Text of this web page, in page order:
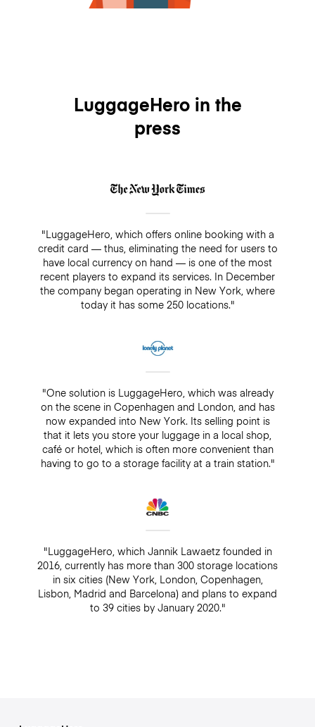
LuggageHero in the
press
"LuggageHero, which offers online booking with a
credit card — thus, eliminating the need for users to
have local currency on hand — is one of the most
recent players to expand its services. In December
the company began operating in New York, where
today it has some 250 locations."
"One solution is LuggageHero, which was already
on the scene in Copenhagen and London, and has
now expanded into New York. Its selling point is
that it lets you store your luggage in a local shop,
café or hotel, which is often more convenient than
having to go to a storage facility at a train station."
"LuggageHero, which Jannik Lawaetz founded in
2016, currently has more than 300 storage locations
in six cities (New York, London, Copenhagen,
Lisbon, Madrid and Barcelona) and plans to expand
to 39 cities by January 2020."